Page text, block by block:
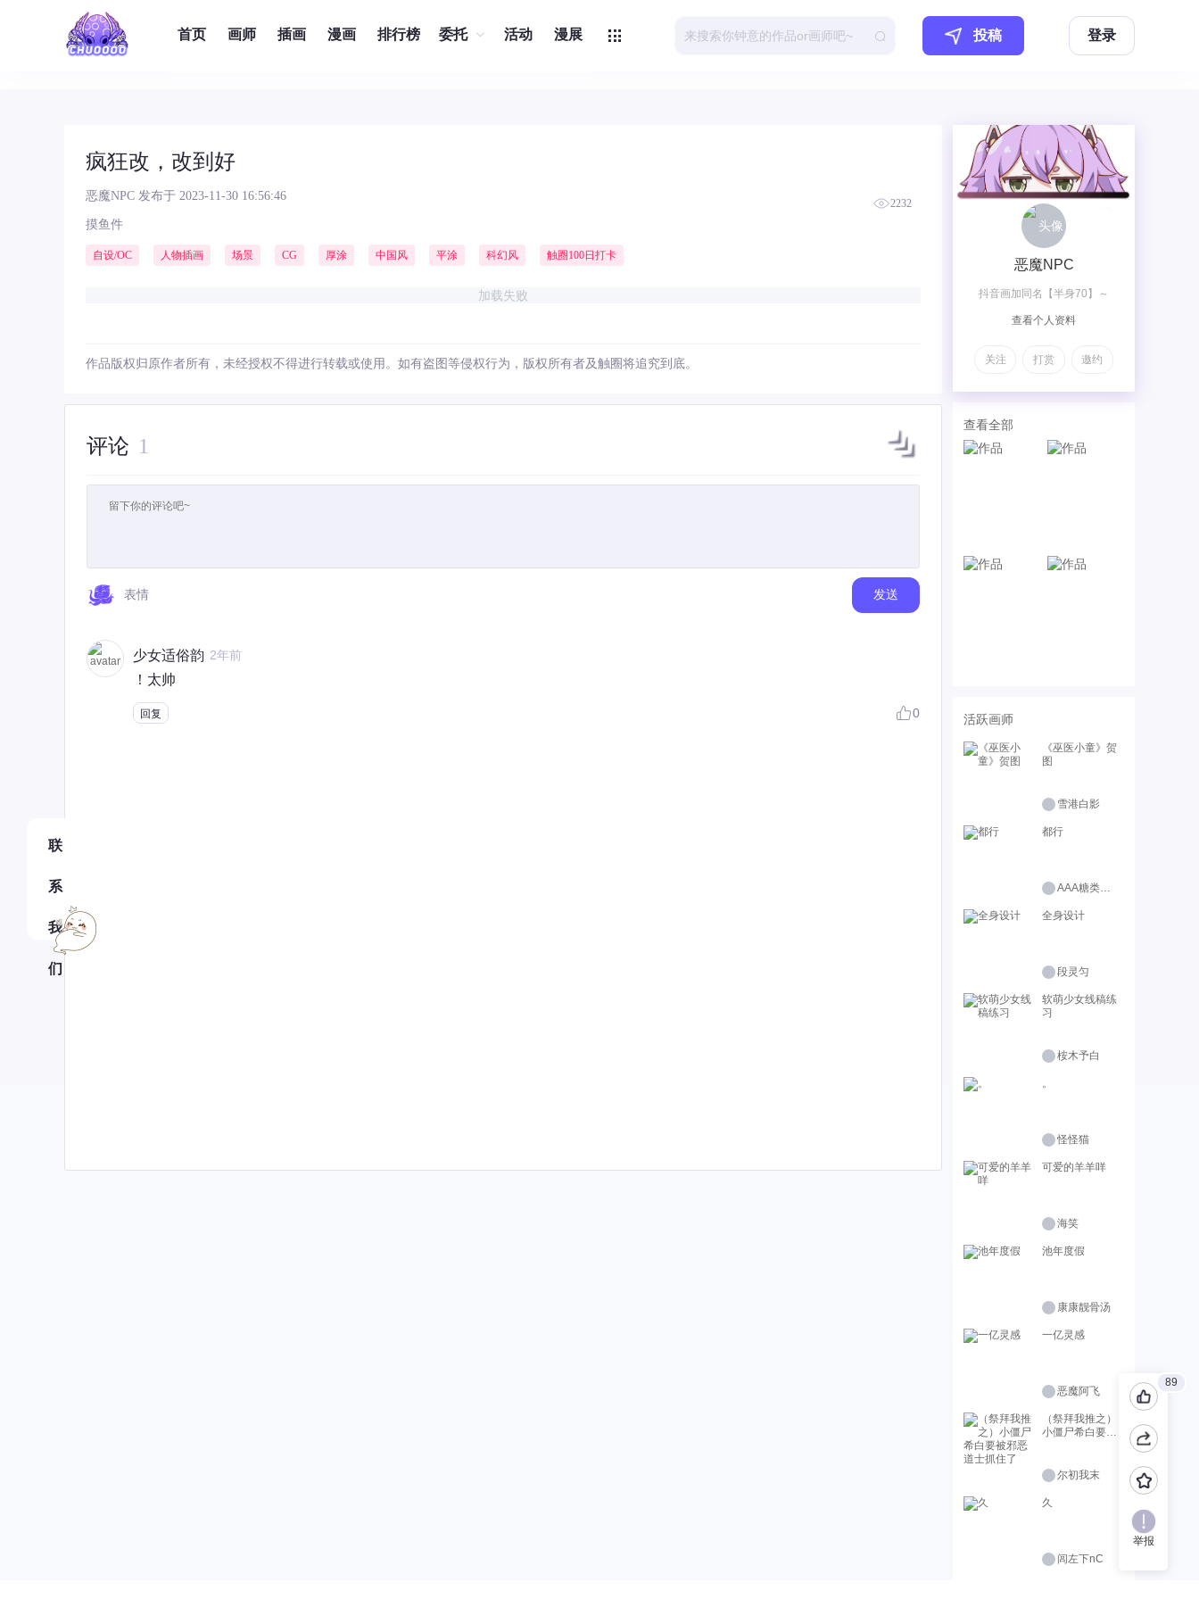
首页 画师 插画 漫画 排行榜 委托 活动 漫展 投稿 登录
疯狂改，改到好
恶魔NPC 发布于 2023-11-30 16:56:46
2232
摸鱼件
自设/OC 人物插画 场景 CG 厚涂 中国风 平涂 科幻风 触圈100日打卡
加载失败
作品版权归原作者所有，未经授权不得进行转载或使用。如有盗图等侵权行为，版权所有者及触圈将追究到底。
评论 1
表情 发送
少女适俗韵 2年前
！太帅
回复 0
恶魔NPC
抖音画加同名【半身70】～
【全身120】～@【全身加兽
查看个人资料
关注 打赏 邀约
查看全部
活跃画师
《巫医小童》贺
图
雪港白影
都行
AAA糖类批发商
全身设计
段灵匀
软萌少女线稿练
习
桉木予白
。
怪怪猫
可爱的羊羊咩
海笑
池年度假
康康靓骨汤
一亿灵感
恶魔阿飞
（祭拜我推之）
小僵尸希白要被
尔初我末
久
闾左下nC
89
举报
联
系
我
们